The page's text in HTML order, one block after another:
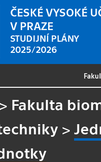
ČESKÉ VYSOKÉ
V PRAZE
STUDIJNÍ PLÁNY
2025/2026
> Fakulta
>